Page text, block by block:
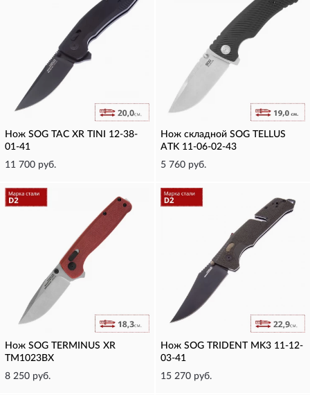
Нож SOG TAC XR TINI 12-38-
01-41
11 700 руб.
Нож складной SOG TELLUS
ATK 11-06-02-43
5 760 руб.
Нож SOG TERMINUS XR
TM1023BX
8 250 руб.
Нож SOG TRIDENT MK3 11-12-
03-41
15 270 руб.